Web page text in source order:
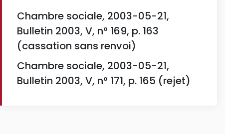
Chambre sociale, 2003-05-21,
Bulletin 2003, V, n° 169, p. 163
(cassation sans renvoi)
Chambre sociale, 2003-05-21,
Bulletin 2003, V, n° 171, p. 165 (rejet)